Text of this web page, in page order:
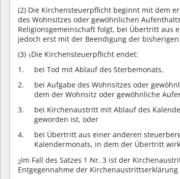
(2) Die Kirchensteuerpflicht beginnt mit dem
des Wohnsitzes oder gewöhnlichen
Religionsgemeinschaft folgt, bei Übertritt aus
jedoch erst mit der Beendigung der
(3) 1 Die Kirchensteuerpflicht endet:
bei Tod mit Ablauf des Sterbemonats,
bei Aufgabe des Wohnsitzes oder
dem der Wohnsitz oder gewöhnliche
bei Kirchenaustritt mit Ablauf des
geworden ist, oder
bei Übertritt aus einer anderen
Kalendermonats, in dem der Übertritt
2Im Fall des Satzes 1 Nr. 3 ist der
Entgegennahme der